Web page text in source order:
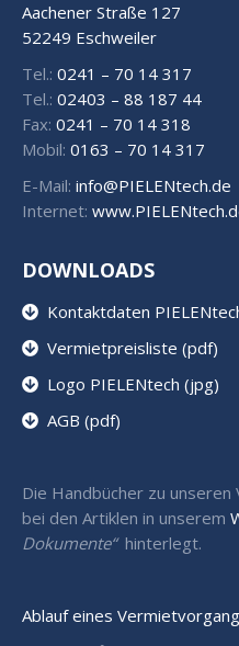
Aachener Straße 127
52249 Eschweiler
Tel.: 0241 – 70 14 317
Tel.: 02403 – 88 187 44
Fax: 0241 – 70 14 318
Mobil: 0163 – 70 14 317
E-Mail: info@PIELENtech.de
Internet:
DOWNLOADS
Kontaktdaten
Vermietpreisliste (pdf)
Logo PIELENtech (jpg)
AGB (pdf)
Die Handbücher zu
bei den Artiklen in unserem
Dokumente“ hinterlegt.
Ablauf eines